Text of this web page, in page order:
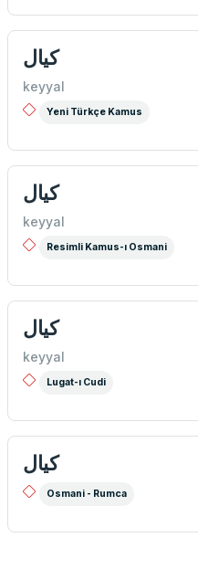
كیال
keyyal
Yeni Türkçe Kamus
كیال
keyyal
Resimli Kamus-ı Osmani
كیال
keyyal
Lugat-ı Cudi
كيال
Osmani - Rumca